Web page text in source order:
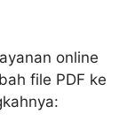
online
file PDF ke